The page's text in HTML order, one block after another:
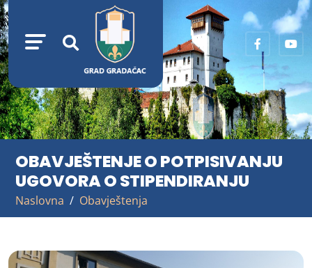
OBAVJEŠTENJE O POTPISIVANJU
UGOVORA O STIPENDIRANJU
Naslovna Obavještenja